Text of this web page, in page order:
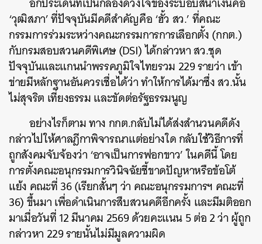
‘วุฒิสภา’ ที่ปัจจุบันมีคดีสำคัญคือ ‘ฮั้ว สว.’ ที่คณะ
กรรมการร่วมระหว่างคณะกรรมการการเลือกตั้ง (กกต.)
กับกรมสอบสวนคดีพิเศษ (DSI) ได้กล่าวหา สว.ชุด
ปัจจุบันและแกนนำพรรคภูมิใจไทยรวม 229 รายว่า เข้า
ข่ายมีหลักฐานอันควรเชื่อได้ว่า ทำให้การได้มาซึ่ง สว.นั้น
ไม่สุจริต เที่ยงธรรม และขัดต่อรัฐธรรมนูญ
อย่างไรก็ตาม ทาง กกต.กลับไม่ได้ส่งสำนวนคดีดัง
กล่าวไปให้ศาลฎีกาพิจารณาแต่อย่างใด กลับใช้วิธีการที่
ถูกสังคมจับจ้องว่า ‘อาจเป็นการฟอกขาว’ ในคดีนี้ โดย
การตั้งคณะอนุกรรมการวินิจฉัยชี้ขาดปัญหาหรือข้อโต้
แย้ง คณะที่ 36 (เรียกสั้นๆ ว่า คณะอนุกรรมการฯ คณะที่
36) ขึ้นมา เพื่อดำเนินการสืบสวนคดีอีกครั้ง และมีมติออก
มาเมื่อวันที่ 12 มีนาคม 2569 ด้วยคะแนน 5 ต่อ 2 ว่า ผู้ถูก
กล่าวหา 229 รายนั้นไม่มีมูลความผิด